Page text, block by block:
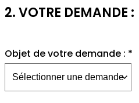
2. VOTRE DEMANDE :
Objet de votre demande : *